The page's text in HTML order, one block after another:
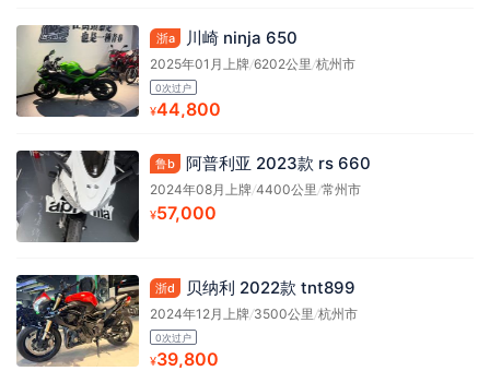
浙a 川崎 ninja 650
2025年01月上牌/6202公里 /杭州市
0次过户
¥44,800
鲁b 阿普利亚 2023款 rs 660
2024年08月上牌/4400公里 /常州市
¥57,000
浙d 贝纳利 2022款 tnt899
2024年12月上牌/3500公里 /杭州市
0次过户
¥39,800